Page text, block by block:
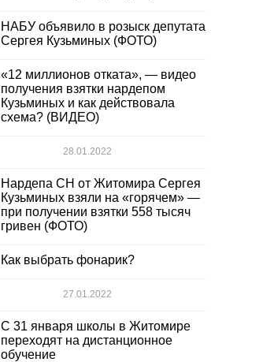
НАБУ объявило в розыск депутата
Сергея Кузьминых (ФОТО)
«12 миллионов отката», — видео
получения взятки нардепом
Кузьминых и как действовала
схема? (ВИДЕО)
28.01.2022
Нардепа СН от Житомира Сергея
Кузьминых взяли на «горячем» —
при получении взятки 558 тысяч
гривен (ФОТО)
Как выбрать фонарик?
27.01.2022
С 31 января школы в Житомире
переходят на дистанционное
обучение